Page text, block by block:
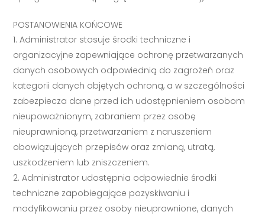
POSTANOWIENIA KOŃCOWE
Administrator stosuje środki techniczne i
organizacyjne zapewniające ochronę przetwarzanych
danych osobowych odpowiednią do zagrożeń oraz
kategorii danych objętych ochroną, a w szczególności
zabezpiecza dane przed ich udostępnieniem osobom
nieupoważnionym, zabraniem przez osobę
nieuprawnioną, przetwarzaniem z naruszeniem
obowiązujących przepisów oraz zmianą, utratą,
uszkodzeniem lub zniszczeniem.
Administrator udostępnia odpowiednie środki
techniczne zapobiegające pozyskiwaniu i
modyfikowaniu przez osoby nieuprawnione, danych